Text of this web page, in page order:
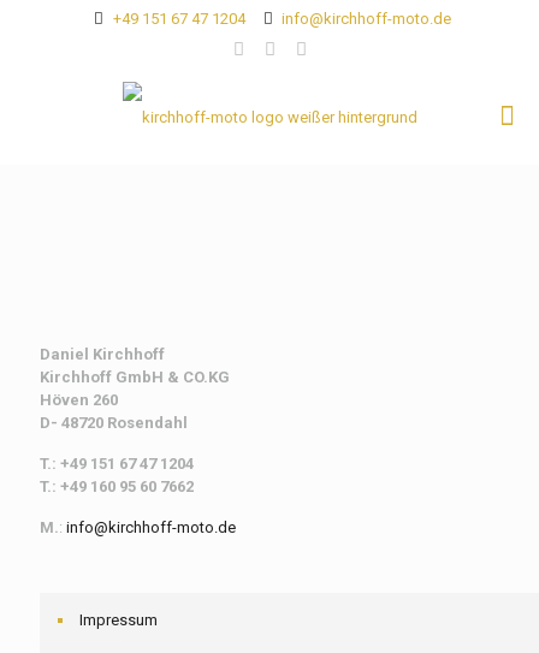
+49 151 67 47 1204 info@kirchhoff-moto.de
Daniel Kirchhoff
Kirchhoff GmbH & CO.KG
Höven 260
D- 48720 Rosendahl
T.: +49 151 67 47 1204
T.: +49 160 95 60 7662
M.: info@kirchhoff-moto.de
Impressum